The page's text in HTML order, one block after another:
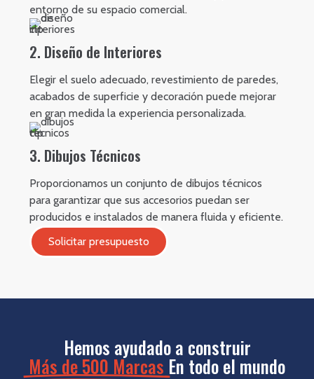
entorno de su espacio comercial.
2. Diseño de Interiores
Elegir el suelo adecuado, revestimiento de paredes,
acabados de superficie y decoración puede mejorar
en gran medida la experiencia personalizada.
3. Dibujos Técnicos
Proporcionamos un conjunto de dibujos técnicos
para garantizar que sus accesorios puedan ser
producidos e instalados de manera fluida y eficiente.
Solicitar presupuesto
Hemos ayudado a construir
Más de 500 Marcas En todo el mundo